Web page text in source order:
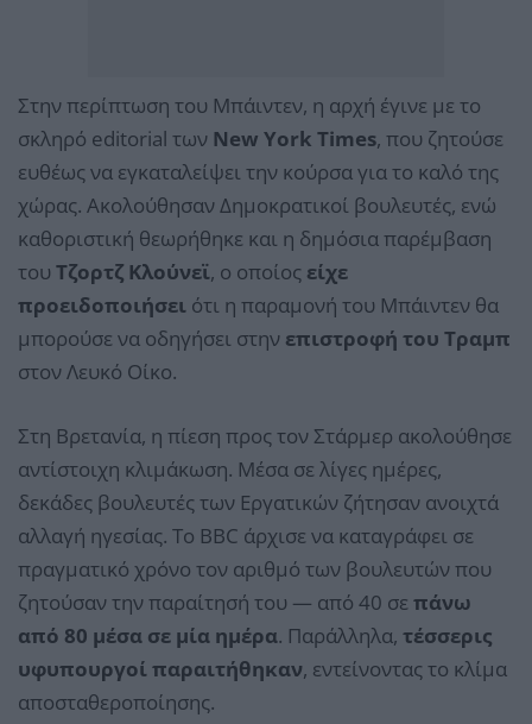
Στην περίπτωση του Μπάιντεν, η αρχή έγινε με το
σκληρό editorial των New York Times, που ζητούσε
ευθέως να εγκαταλείψει την κούρσα για το καλό της
χώρας. Ακολούθησαν Δημοκρατικοί βουλευτές, ενώ
καθοριστική θεωρήθηκε και η δημόσια παρέμβαση
του Τζορτζ Κλούνεϊ, ο οποίος είχε
προειδοποιήσει ότι η παραμονή του Μπάιντεν θα
μπορούσε να οδηγήσει στην επιστροφή του Τραμπ
στον Λευκό Οίκο.
Στη Βρετανία, η πίεση προς τον Στάρμερ ακολούθησε
αντίστοιχη κλιμάκωση. Μέσα σε λίγες ημέρες,
δεκάδες βουλευτές των Εργατικών ζήτησαν ανοιχτά
αλλαγή ηγεσίας. Το BBC άρχισε να καταγράφει σε
πραγματικό χρόνο τον αριθμό των βουλευτών που
ζητούσαν την παραίτησή του — από 40 σε πάνω
από 80 μέσα σε μία ημέρα. Παράλληλα, τέσσερις
υφυπουργοί παραιτήθηκαν, εντείνοντας το κλίμα
αποσταθεροποίησης.